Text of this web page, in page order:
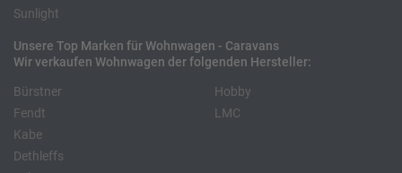
Sunlight
Unsere Top Marken für Wohnwagen - Caravans
Wir verkaufen Wohnwagen der folgenden Hersteller:
Bürstner
Fendt
Kabe
Hobby
LMC
Dethleffs